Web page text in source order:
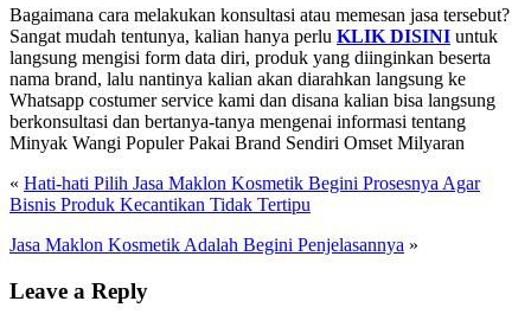
Bagaimana cara melakukan konsultasi atau memesan jasa tersebut?
Sangat mudah tentunya, kalian hanya perlu KLIK DISINI untuk
langsung mengisi form data diri, produk yang diinginkan beserta
nama brand, lalu nantinya kalian akan diarahkan langsung ke
Whatsapp costumer service kami dan disana kalian bisa langsung
berkonsultasi dan bertanya-tanya mengenai informasi tentang
Minyak Wangi Populer Pakai Brand Sendiri Omset Milyaran
« Hati-hati Pilih Jasa Maklon Kosmetik Begini Prosesnya Agar
Bisnis Produk Kecantikan Tidak Tertipu
Jasa Maklon Kosmetik Adalah Begini Penjelasannya »
Leave a Reply